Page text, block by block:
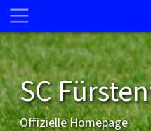
SC
Offizielle Homepage